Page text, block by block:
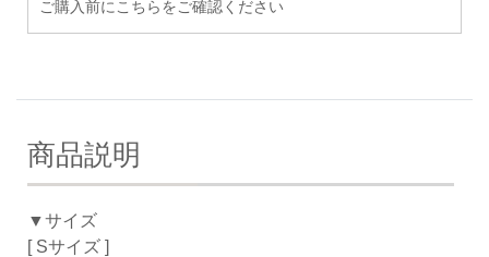
ご購入前にこちらをご確認ください
商品説明
▼サイズ
[ Sサイズ ]